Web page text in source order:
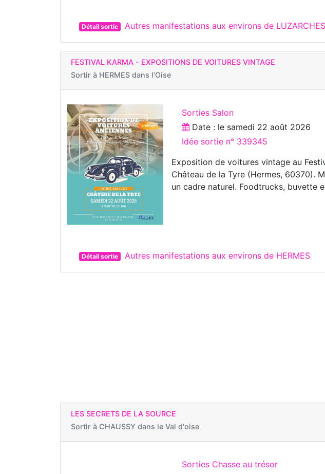
Détail sortie Autres manifestations aux environs de LUZARCHES
FESTIVAL KARMA - EXPOSITIONS DE VOITURES VINTAGE
Sortir à HERMES dans l'Oise
Sorties Salon
Date : le samedi 22 août 2026
Idée sortie n° 339345
Exposition de voitures vintage au
Château de la Tyre (Hermes, 60370).
un cadre naturel. Foodtrucks, buvette
Détail sortie Autres manifestations aux environs de HERMES
LES SECRETS DE LA SOURCE
Sortir à CHAUSSY dans le Val d'oise
Sorties Chasse au trésor